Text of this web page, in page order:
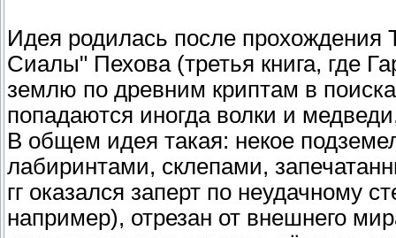
Идея родилась после прохождения
Сиалы" Пехова (третья книга, где
землю по древним криптам в
попадаются иногда волки и
В общем идея такая: некое
лабиринтами, склепами,
гг оказался заперт по неудачному
например), отрезан от внешнего